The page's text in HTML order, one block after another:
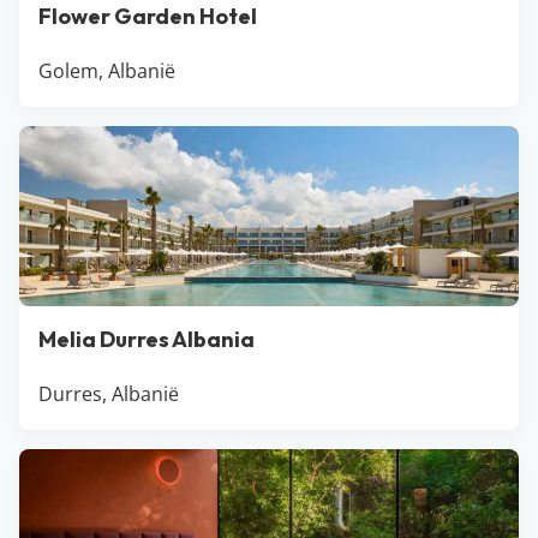
Flower Garden Hotel
Golem, Albanië
Melia Durres Albania
Durres, Albanië